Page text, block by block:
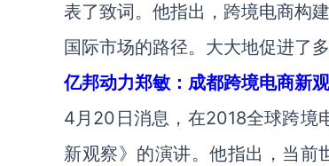
表了致词。他指出，跨境电商构
国际市场的路径。大大地促进了
亿邦动力郑敏：成都跨境电商新
4月20日消息，在2018全球跨境
新观察》的演讲。他指出，当前